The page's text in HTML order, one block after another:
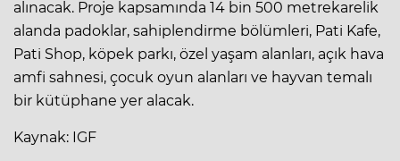
alınacak. Proje kapsamında 14 bin 500 metrekarelik
alanda padoklar, sahiplendirme bölümleri, Pati Kafe,
Pati Shop, köpek parkı, özel yaşam alanları, açık hava
amfi sahnesi, çocuk oyun alanları ve hayvan temalı
bir kütüphane yer alacak.
Kaynak: IGF